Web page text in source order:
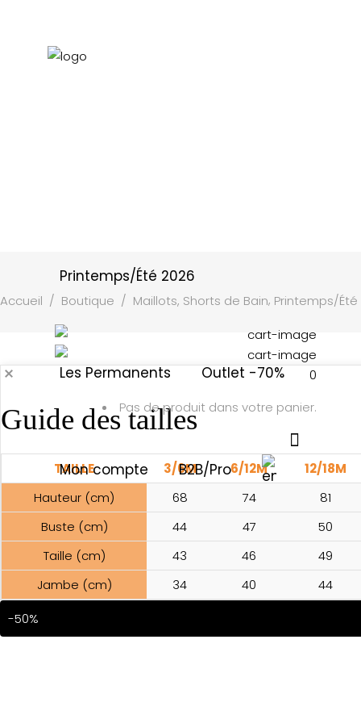
Printemps/Été 2026
Les Permanents Outlet -70%
Mon compte B2B/Pro
0
Pas de produit dans votre panier.
Accueil / Boutique / Maillots, Shorts de Bain, Printemps/Été
Guide des tailles
TAILLE 3/6M 6/12M
12/18M
Hauteur (cm)
68 74
81
Buste (cm)
44 47
50
Taille (cm)
43 46
49
Jambe (cm)
34 40
44
-50%